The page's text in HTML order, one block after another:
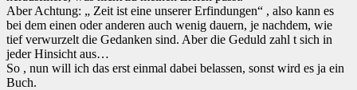
Aber Achtung: „ Zeit ist eine unserer Erfindungen“ , also kann es
bei dem einen oder anderen auch wenig dauern, je nachdem, wie
tief verwurzelt die Gedanken sind. Aber die Geduld zahl t sich in
jeder Hinsicht aus…
So , nun will ich das erst einmal dabei belassen, sonst wird es ja ein
Buch.